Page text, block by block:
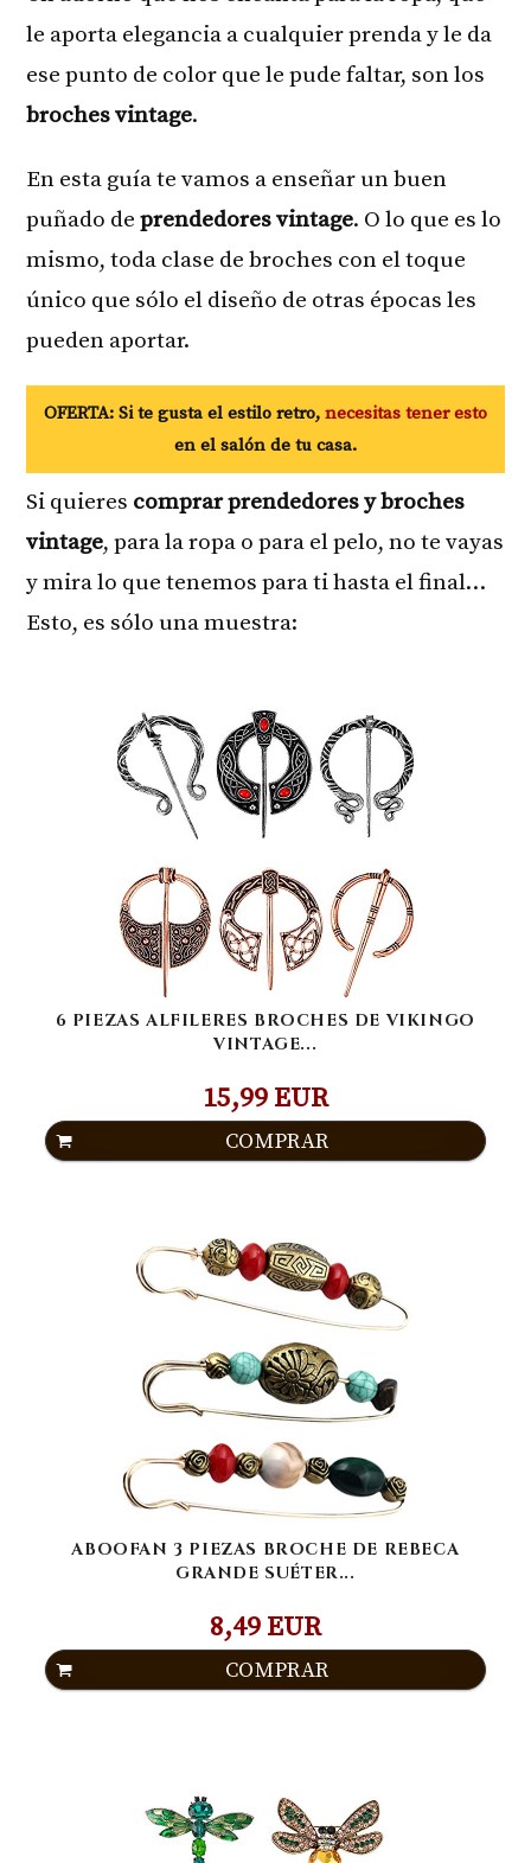
le aporta elegancia a cualquier prenda y le da
ese punto de color que le pude faltar, son los
broches vintage.
En esta guía te vamos a enseñar un buen
puñado deprendedores vintage. O lo que es lo
mismo, toda clase de broches con el toque
único que sólo el diseño de otras épocas les
pueden aportar.
OFERTA: Si te gusta el estilo retro, necesitas tener esto
en el salón de tu casa.
Si quieres comprar prendedores y broches
vintage, para la ropa o para el pelo, no te vayas
y mira lo que tenemos para ti hasta el final…
Esto, es sólo una muestra:
6 PIEZAS ALFILERES BROCHES DE VIKINGO
VINTAGE...
15,99 EUR
COMPRAR
ABOOFAN 3 PIEZAS BROCHE DE REBECA
GRANDE SUÉTER...
8,49 EUR
COMPRAR